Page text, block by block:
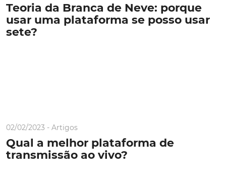
Teoria da Branca de Neve: porque
usar uma plataforma se posso usar
sete?
02/02/2023 - Artigos
Qual a melhor plataforma de
transmissão ao vivo?